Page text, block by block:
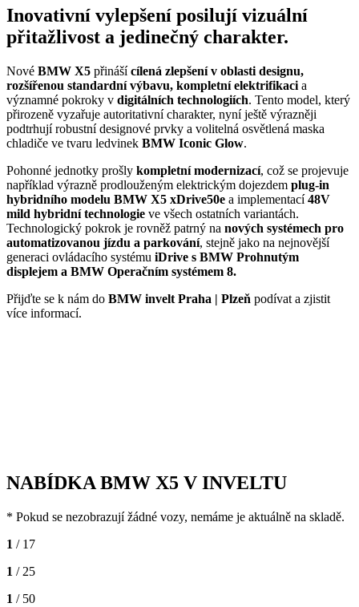
Inovativní vylepšení posilují vizuální
přitažlivost a jedinečný charakter.
Nové BMW X5 přinášícílená zlepšení v oblasti designu,
rozšířenou standardní výbavu, kompletní elektrifikaci a
významné pokroky v digitálních technologiích. Tento model, který
přirozeně vyzařuje autoritativní charakter, nyní ještě výrazněji
podtrhují robustní designové prvky a volitelná osvětlená maska
chladiče ve tvaru ledvinek BMW Iconic Glow.
Pohonné jednotky prošly kompletní modernizací, což se projevuje
například výrazně prodlouženým elektrickým dojezdem plug-in
hybridního modelu BMW X5 xDrive50e a implementací48V
mild hybridní technologie ve všech ostatních variantách.
Technologický pokrok je rovněž patrný na nových systémech pro
automatizovanou jízdu a parkování, stejně jako na nejnovější
generaci ovládacího systému iDrive s BMW Prohnutým
displejem a BMW Operačním systémem 8.
Přijďte se k nám do BMW invelt Praha | Plzeň podívat a zjistit
více informací.
NABÍDKA BMW X5 V INVELTU
* Pokud se nezobrazují žádné vozy, nemáme je aktuálně na skladě.
1 / 17
1 / 25
1 / 50